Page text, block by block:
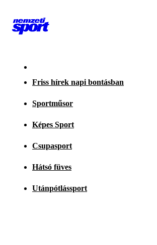
Friss hírek napi bontásban
Sportműsor
Képes Sport
Csupasport
Hátsó füves
Utánpótlássport